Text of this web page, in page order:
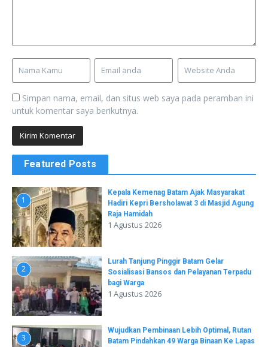
Simpan nama, email, dan situs web saya pada peramban ini
untuk komentar saya berikutnya.
Featured Posts
1
Kepala Kemenag Batam Ajak Masyarakat
Hadiri Kepri Bersholawat 3 di Masjid Agung
Raja Hamidah
1 Agustus 2026
2
Lurah Tanjung Pinggir Batam Gelar
Sosialisasi Bansos dan Pelayanan Terpadu
bagi Warga
1 Agustus 2026
3
Wujudkan Pembinaan Lebih Optimal, Rutan
Batam Pindahkan 49 Warga Binaan Ke Lapas